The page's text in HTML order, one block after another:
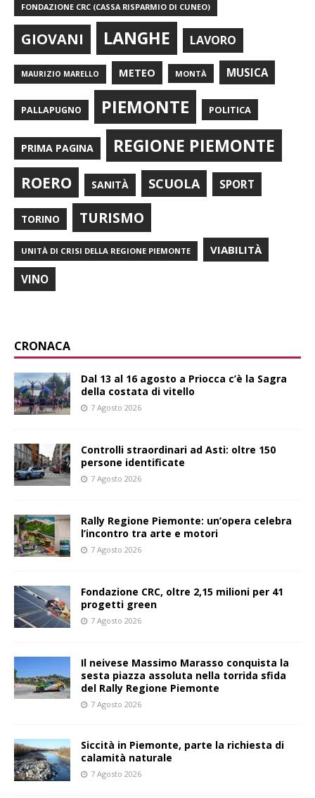
FONDAZIONE CRC (CASSA RISPARMIO DI CUNEO)
GIOVANI LANGHE LAVORO
MAURIZIO MARELLO METEO MONTÀ MUSICA
PALLAPUGNO PIEMONTE POLITICA
PRIMA PAGINA REGIONE PIEMONTE
ROERO SANITÀ SCUOLA SPORT
TORINO TURISMO
UNITÀ DI CRISI DELLA REGIONE PIEMONTE VIABILITÀ
VINO
CRONACA
Dal 13 al 16 agosto a Priocca c’è la Sagra
della costata di vitello
7 Agosto 2026
Controlli straordinari ad Asti: oltre 150
persone identificate
7 Agosto 2026
Rally Regione Piemonte: un’opera celebra
l’incontro tra arte e motori
7 Agosto 2026
Fondazione CRC, oltre 2,15 milioni per 41
progetti green
7 Agosto 2026
Il neivese Massimo Marasso conquista la
sesta piazza assoluta nella torrida sfida
del Rally Regione Piemonte
7 Agosto 2026
Siccità in Piemonte, parte la richiesta di
calamità naturale
7 Agosto 2026